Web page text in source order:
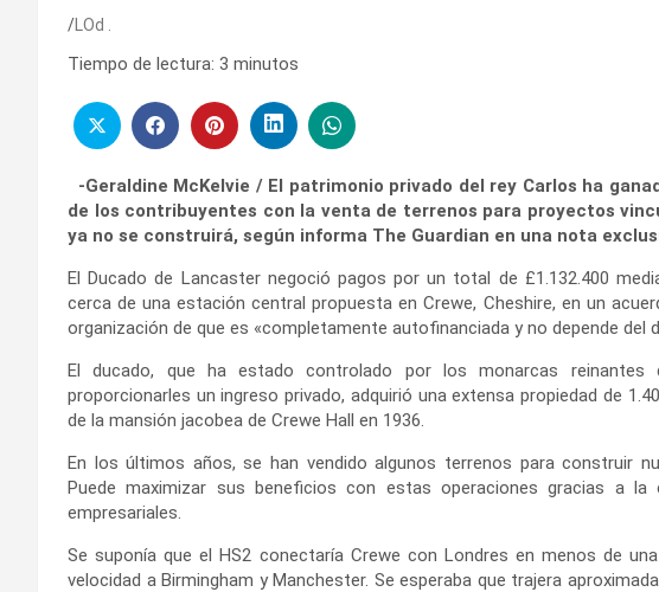
LOd .
Tiempo de lectura: 3 minutos
-Geraldine McKelvie / El patrimonio privado del rey Carlos ha
de los contribuyentes con la venta de terrenos para proyectos
ya no se construirá, según informa The Guardian en una nota
El Ducado de Lancaster negoció pagos por un total de £1.132.400
cerca de una estación central propuesta en Crewe, Cheshire, en un
organización de que es «completamente autofinanciada y no depende del
El ducado, que ha estado controlado por los monarcas reinantes
proporcionarles un ingreso privado, adquirió una extensa propiedad de
de la mansión jacobea de Crewe Hall en 1936.
En los últimos años, se han vendido algunos terrenos para construir
Puede maximizar sus beneficios con estas operaciones gracias a
empresariales.
Se suponía que el HS2 conectaría Crewe con Londres en menos de
velocidad a Birmingham y Manchester. Se esperaba que trajera